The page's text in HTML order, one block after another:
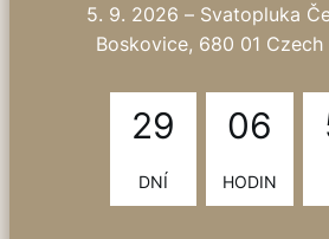
5. 9. 2026 – Svatopluka
Boskovice, 680 01 Czech
29
DNÍ
06
HODIN